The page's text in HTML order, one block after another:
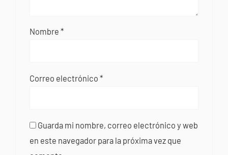
Nombre*
Correo electrónico*
Guarda mi nombre, correo electrónico y web
en este navegador para la próxima vez que